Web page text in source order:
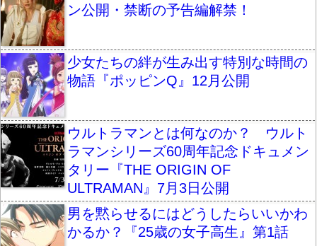
ン公開・禁断の予告編解禁！
少女たちの絆が生み出す特別な時間の
物語『ポッピンQ』12月公開
ウルトラマンとは何なのか？ ウルト
ラマンシリーズ60周年記念ドキュメン
タリー『THE ORIGIN OF
ULTRAMAN』7月3日公開
男を黙らせるにはどうしたらいいかわ
かるか？『25歳の女子高生』第1話